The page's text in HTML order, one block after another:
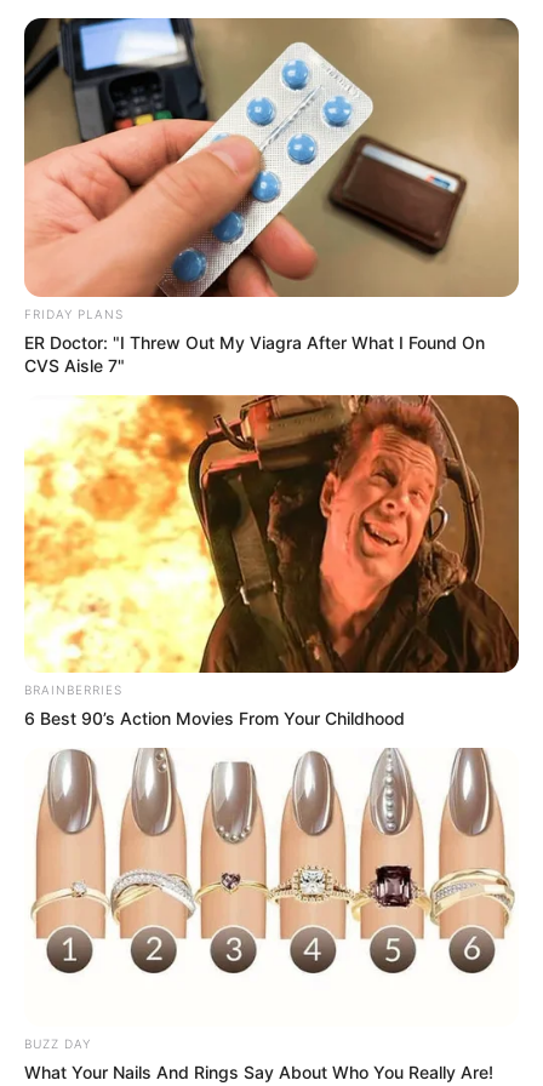
Como Fazer Aromatizador de
Ambiente – Passo a Passo Fácil
proporcionarem um cheirinho incrível para os
cômodos, são elementos decorativos. Logo, eles
colaboram para a decoração dos ambientes
FRIDAY PLANS
ER Doctor: "I Threw Out My Viagra After What I Found On
CVS Aisle 7"
BRAINBERRIES
6 Best 90’s Action Movies From Your Childhood
BUZZ DAY
What Your Nails And Rings Say About Who You Really Are!